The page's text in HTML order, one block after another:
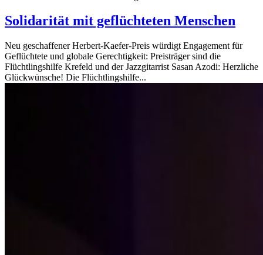
Solidarität mit geflüchteten Menschen
Neu geschaffener Herbert-Kaefer-Preis würdigt Engagement für
Geflüchtete und globale Gerechtigkeit: Preisträger sind die
Flüchtlingshilfe Krefeld und der Jazzgitarrist Sasan Azodi: Herzliche
Glückwünsche! Die Flüchtlingshilfe...